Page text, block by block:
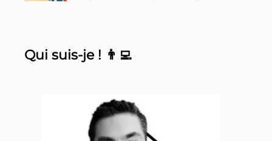
Qui suis-je ! 👨‍💻